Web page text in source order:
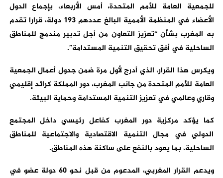
للجمعية العامة للأمم المتحدة، أمس الأربعاء، بإجماع الدول
الأعضاء في المنظمة الأممية البالغ عددهم 193 دولة، قرارا تقدم
به المغرب بشأن “تعزيز التعاون من أجل تدبير مندمج للمناطق
الساحلية في أفق تحقيق التنمية المستدامة”.
ويكرس هذا القرار، الذي أدرج لأول مرة ضمن جدول أعمال الجمعية
العامة للأمم المتحدة من جانب المغرب، دور المملكة كرائد إقليمي
وقاري وعالمي في تعزيز التنمية المستدامة وحماية البيئة.
كما يؤكد مركزية دور المغرب كفاعل رئيسي داخل المجتمع
الدولي في مجال التنمية الاقتصادية والاجتماعية للمناطق
الساحلية، بما يعود بالنفع على ساكنة هذه المناطق.
ويدعم القرار المغربي، المدعوم من قبل نحو 60 دولة عضو في